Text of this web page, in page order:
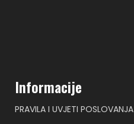
Informacije
PRAVILA I UVJETI POSLOVANJA